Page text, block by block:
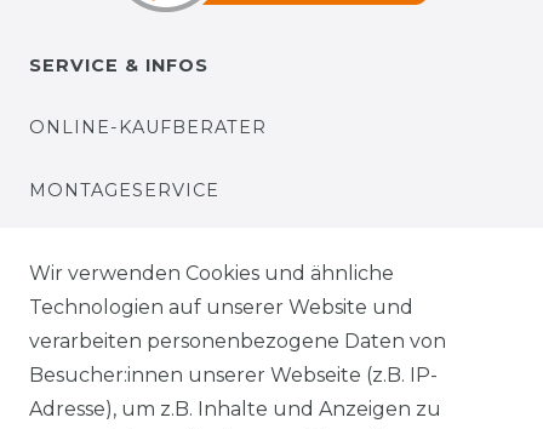
SERVICE & INFOS
ONLINE-KAUFBERATER
MONTAGESERVICE
BEZAHLUNG
KLIMA- UND UMWELTSCHUTZ
Wir verwenden Cookies und ähnliche
Technologien auf unserer Website und
verarbeiten personenbezogene Daten von
Besucher:innen unserer Webseite (z.B. IP-
Adresse), um z.B. Inhalte und Anzeigen zu